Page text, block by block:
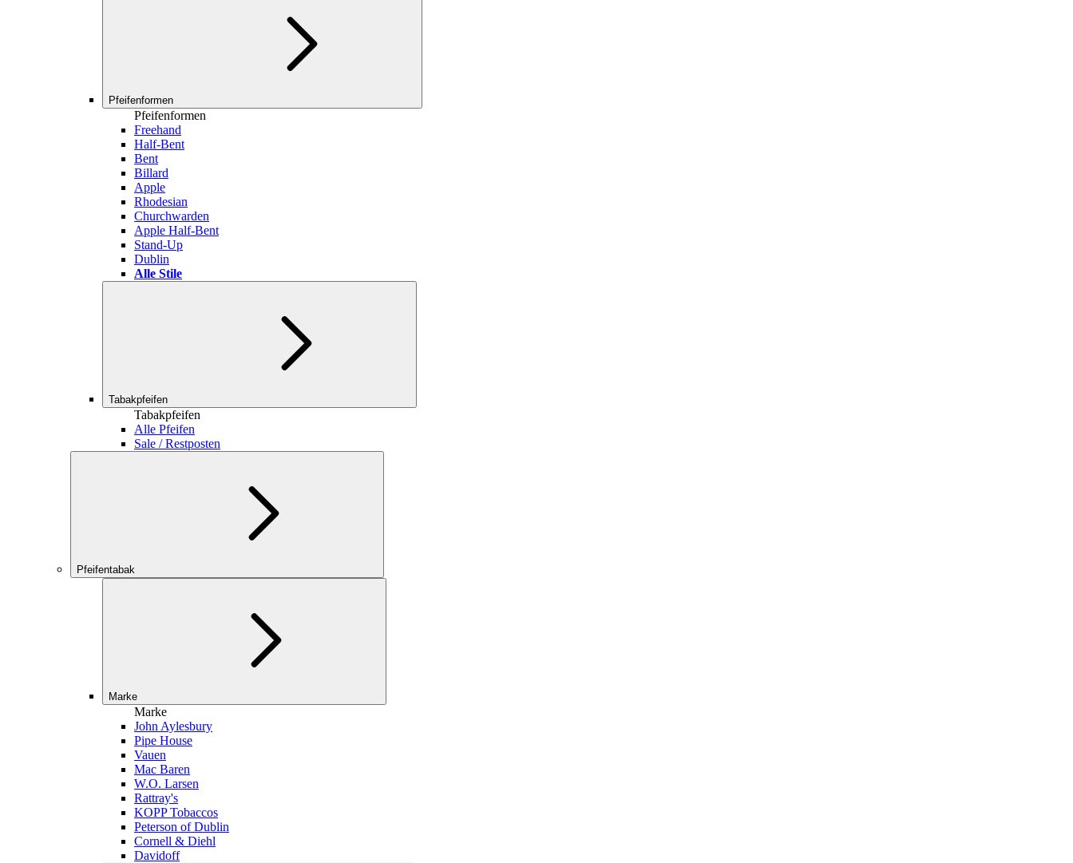
Pfeifenformen
Pfeifenformen
Freehand
Half-Bent
Bent
Billard
Apple
Rhodesian
Churchwarden
Apple Half-Bent
Stand-Up
Dublin
Alle Stile
Tabakpfeifen
Tabakpfeifen
Alle Pfeifen
Sale / Restposten
Pfeifentabak
Marke
Marke
John Aylesbury
Pipe House
Vauen
Mac Baren
W.O. Larsen
Rattray's
KOPP Tobaccos
Peterson of Dublin
Cornell & Diehl
Davidoff